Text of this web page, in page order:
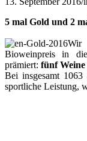
5 mal Gold und 2
Wir
Bioweinpreis in
prämiert: fünf Weine
Bei insgesamt
sportliche Leistung,